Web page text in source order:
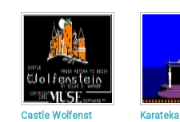
Castle Wolfenst Karateka